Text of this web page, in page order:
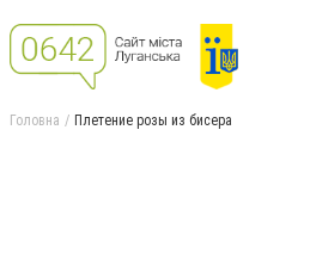
Головна Плетение розы из бисера